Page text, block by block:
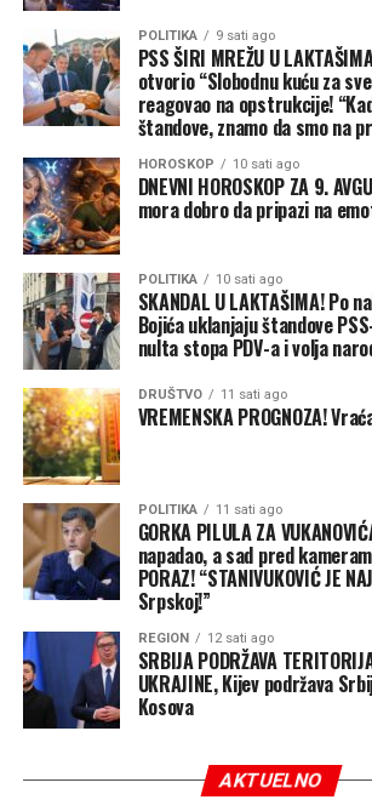
prethodna 24 časa poginulo je 13 ljudi,
povrijeđeno, a napadnuto je 12
– Situacija u Ukrajini nije jednostavna.
jedan napad projektilima. Balistički
našu infrastrukturu. To su bili mlazni
imali energetska postrojenja,
su kasnili širom naše zemlje. Društvena
na meti. Vatrogasci i timovi za hitne
terenu, rade. Video sam jutros izveštaje.
bilo u svim zajednicama na liniji fronta
Trinaest ljudi je ubijeno u napadima na
protekla 24 sata, samo od devet sati
sati jutros. Zaista je to užasna tragedija
protiv nezavisne Ukrajine – rekao je
On je uputio saučešće porodicama
je Ukrajina, kako je naveo, gotovo svakog
noći, u petoj godini rata, primorana da
posljedice sukoba.
POLITIKA 9 sati ago
PSS ŠIRI MREŽU U
otvorio “Slobodnu kuću za
reagovao na opstrukcije!
štandove, znamo da smo na
HOROSKOP 10 sati ago
DNEVNI HOROSKOP ZA 9.
mora dobro da pripazi na
POLITIKA 10 sati ago
SKANDAL U LAKTAŠIMA! Po
Bojića uklanjaju štandove
nulta stopa PDV-a i volja
DRUŠTVO 11 sati ago
VREMENSKA PROGNOZA!
POLITIKA 11 sati ago
GORKA PILULA ZA
napadao, a sad pred
PORAZ! “STANIVUKOVIĆ JE
Srpskoj!”
REGION 12 sati ago
SRBIJA PODRŽAVA
UKRAJINE, Kijev podržava
Kosova
AKTUELNO